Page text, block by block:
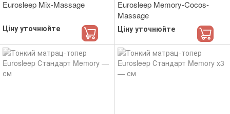
Eurosleep Mix-Massage
Ціну уточнюйте
Eurosleep Memory-Cocos-
Massage
Ціну уточнюйте